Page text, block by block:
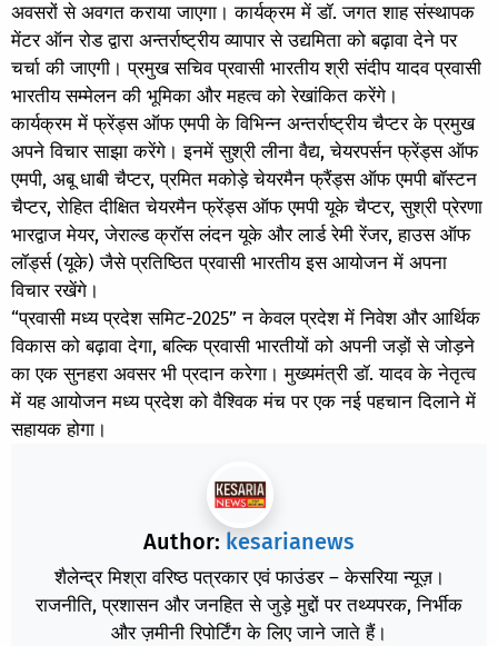
अवसरों से अवगत कराया जाएगा। कार्यक्रम में डॉ. जगत शाह संस्थापक
मेंटर ऑन रोड द्वारा अन्तर्राष्ट्रीय व्यापार से उद्यमिता को बढ़ावा देने पर
चर्चा की जाएगी। प्रमुख सचिव प्रवासी भारतीय श्री संदीप यादव प्रवासी
भारतीय सम्मेलन की भूमिका और महत्व को रेखांकित करेंगे।
कार्यक्रम में फ्रेंड्स ऑफ एमपी के विभिन्न अन्तर्राष्ट्रीय चैप्टर के प्रमुख
अपने विचार साझा करेंगे। इनमें सुश्री लीना वैद्य, चेयरपर्सन फ्रेंड्स ऑफ
एमपी, अबू धाबी चैप्टर, प्रमित मकोड़े चेयरमैन फ्रैंड्स ऑफ एमपी बॉस्टन
चैप्टर, रोहित दीक्षित चेयरमैन फ्रेंड्स ऑफ एमपी यूके चैप्टर, सुश्री प्रेरणा
भारद्वाज मेयर, जेराल्ड क्रॉस लंदन यूके और लार्ड रेमी रेंजर, हाउस ऑफ
लॉर्ड्स (यूके) जैसे प्रतिष्ठित प्रवासी भारतीय इस आयोजन में अपना
विचार रखेंगे।
“प्रवासी मध्य प्रदेश समिट-2025” न केवल प्रदेश में निवेश और आर्थिक
विकास को बढ़ावा देगा, बल्कि प्रवासी भारतीयों को अपनी जड़ों से जोड़ने
का एक सुनहरा अवसर भी प्रदान करेगा। मुख्यमंत्री डॉ. यादव के नेतृत्व
में यह आयोजन मध्य प्रदेश को वैश्विक मंच पर एक नई पहचान दिलाने में
सहायक होगा।
Author: kesarianews
शैलेन्द्र मिश्रा वरिष्ठ पत्रकार एवं फाउंडर – केसरिया न्यूज़।
राजनीति, प्रशासन और जनहित से जुड़े मुद्दों पर तथ्यपरक, निर्भीक
और ज़मीनी रिपोर्टिंग के लिए जाने जाते हैं।